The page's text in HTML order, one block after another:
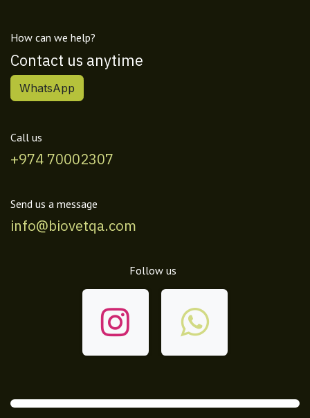
How can we help?
Contact us anytime
WhatsApp
Call us
+974 70002307
Send us a message
info@biovetqa.com
Follow us